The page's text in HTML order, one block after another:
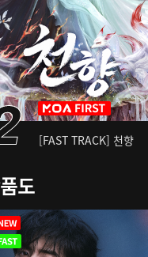
[FAST TRACK] 천향
도